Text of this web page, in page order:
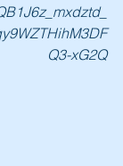
Q3-xG2Q